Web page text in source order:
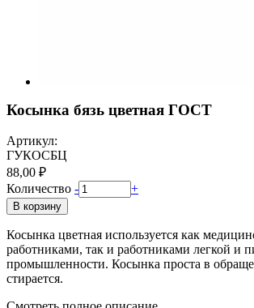
Косынка бязь цветная ГОСТ
Артикул:
ГУКОСБЦ
88,00 ₽
Количество - +
В корзину
Косынка цветная используется как
работниками, так и работниками легкой и
промышленности. Косынка проста в
стирается.